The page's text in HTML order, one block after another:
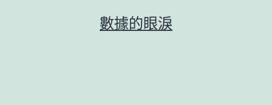
數據的眼淚